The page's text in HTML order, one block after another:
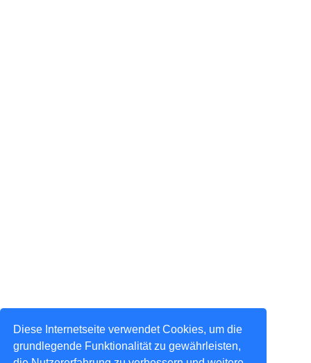
Diese Internetseite verwendet Cookies, um die
grundlegende Funktionalität zu gewährleisten,